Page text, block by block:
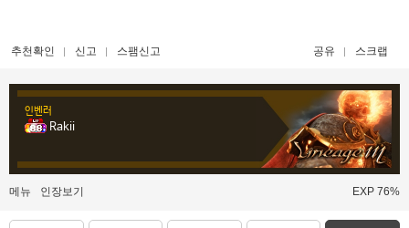
추천확인 신고 스팸신고 공유 스크랩
인벤러
Rakii
메뉴 인장보기 EXP 76%